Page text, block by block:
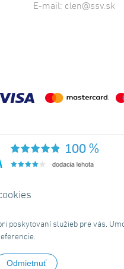
poskytovaní služieb pre vás.
Odmietnuť
E-mail: clen@ssv.sk